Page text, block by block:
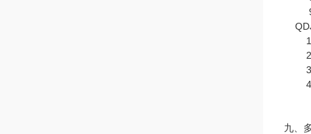
1
2
3
4
九、